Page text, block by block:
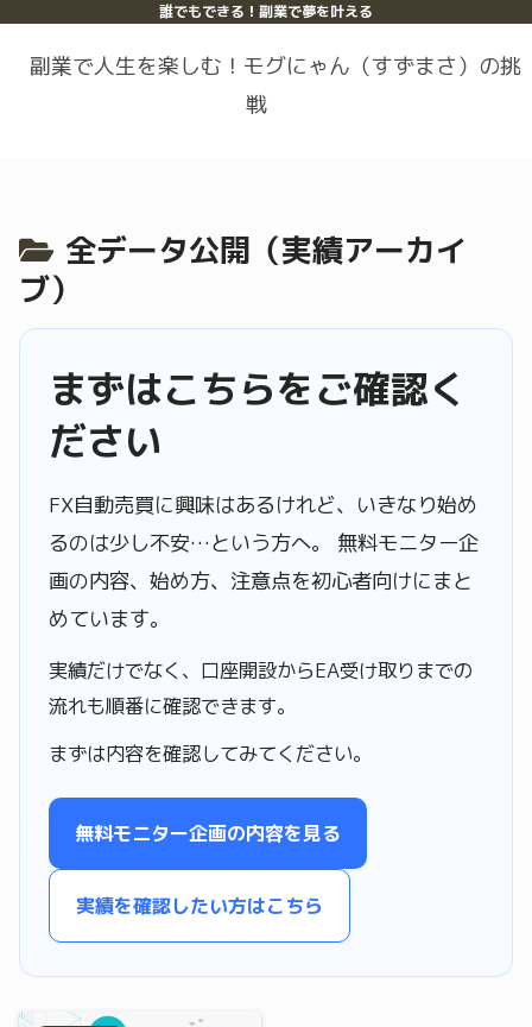
誰でもできる！副業で夢を叶える
副業で人生を楽しむ！モグにゃん（すずまさ）の挑
戦
全データ公開（実績アーカイ
ブ）
まずはこちらをご確認く
ださい
FX自動売買に興味はあるけれど、いきなり始め
るのは少し不安…という方へ。 無料モニター企
画の内容、始め方、注意点を初心者向けにまと
めています。
実績だけでなく、口座開設からEA受け取りまでの
流れも順番に確認できます。
まずは内容を確認してみてください。
無料モニター企画の内容を見る
実績を確認したい方はこちら